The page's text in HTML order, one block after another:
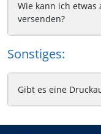
Wie kann ich
versenden?
Sonstiges:
Gibt es eine